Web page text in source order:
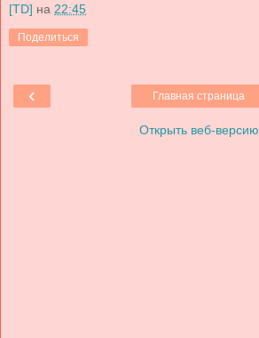
[TD] на 22:45
Поделиться
‹ Главная страница
Открыть веб-версию